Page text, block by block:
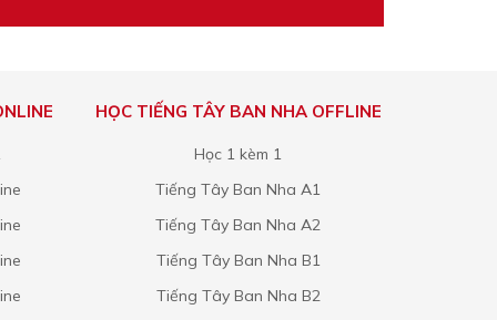
HỌC TIẾNG TÂY BAN NHA OFFLINE
Học 1 kèm 1
Tiếng Tây Ban Nha A1
Tiếng Tây Ban Nha A2
Tiếng Tây Ban Nha B1
Tiếng Tây Ban Nha B2